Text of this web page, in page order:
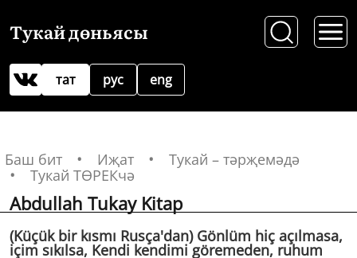
Тукай дөньясы
рус
тат eng
Баш бит Иҗат
Тукай – тәрҗемәдә
Тукай ТӨРЕКчә
Abdullah Tukay Kitap
(Küçük bir kısmı Rusça'dan) Gönlüm hiç açılmasa,
içim sıkılsa, Kendi kendimi göremeden, ruhum